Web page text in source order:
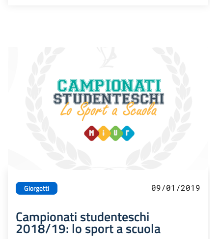
Giorgetti 09/01/2019
Campionati studenteschi
2018/19: lo sport a scuola